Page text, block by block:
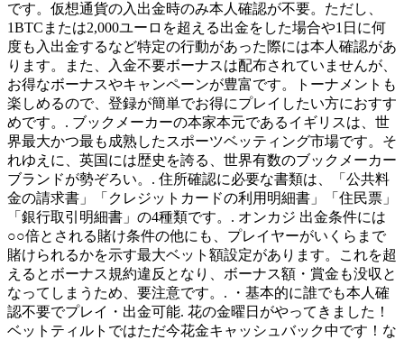
です。仮想通貨の入出金時のみ本人確認が不要。ただし、
1BTCまたは2,000ユーロを超える出金をした場合や1日に何
度も入出金するなど特定の行動があった際には本人確認があ
ります。また、入金不要ボーナスは配布されていませんが、
お得なボーナスやキャンペーンが豊富です。トーナメントも
楽しめるので、登録が簡単でお得にプレイしたい方におすす
めです。. ブックメーカーの本家本元であるイギリスは、世
界最大かつ最も成熟したスポーツベッティング市場です。そ
れゆえに、英国には歴史を誇る、世界有数のブックメーカー
ブランドが勢ぞろい。. 住所確認に必要な書類は、「公共料
金の請求書」「クレジットカードの利用明細書」「住民票」
「銀行取引明細書」の4種類です。. オンカジ 出金条件には
○○倍とされる賭け条件の他にも、プレイヤーがいくらまで
賭けられるかを示す最大ベット額設定があります。これを超
えるとボーナス規約違反となり、ボーナス額・賞金も没収と
なってしまうため、要注意です。. ・基本的に誰でも本人確
認不要でプレイ・出金可能. 花の金曜日がやってきました！
ベットティルトではただ今花金キャッシュバック中です！な